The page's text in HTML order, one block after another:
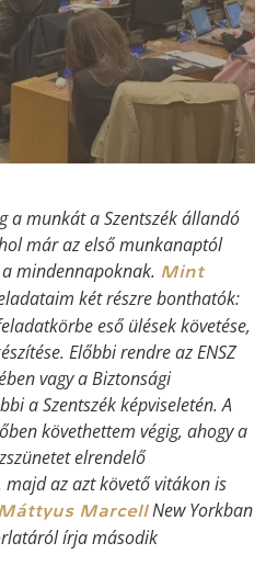
a munkát a Szentszék állandó
már az első munkanaptól
mindennapoknak. Mint
két részre bonthatók:
eső ülések követése,
Előbbi rendre az ENSZ
vagy a Biztonsági
a Szentszék képviseletén. A
követhettem végig, ahogy a
elrendelő
az azt követő vitákon is
Máttyus MarcellNew Yorkban
írja második